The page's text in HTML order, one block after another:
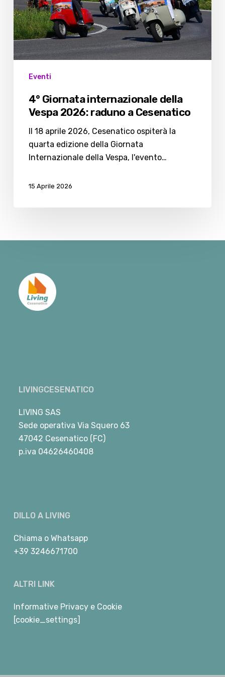
raduno
a
Cesenatico
Eventi
4° Giornata internazionale della
Vespa 2026: raduno a Cesenatico
Il 18 aprile 2026, Cesenatico ospiterà la
quarta edizione della Giornata
Internazionale della Vespa, l'evento…
15 Aprile 2026
LIVINGCESENATICO
LIVING SAS
Sede operativa Via Squero 63
47042 Cesenatico (FC)
p.iva 04626460408
DILLO A LIVING
Chiama o Whatsapp
+39 3246671700
ALTRI LINK
Informative Privacy e Cookie
[cookie_settings]